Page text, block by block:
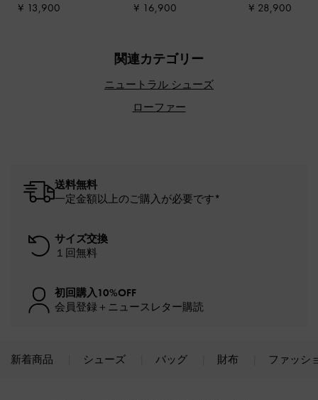
スドタン
¥ 13,900 ¥ 16,900
ウン
¥ 28,900
関連カテゴリー
ニュートラル シューズ
ローファー
送料無料
一定金額以上のご購入が必要です*
サイズ交換
１回無料
初回購入10%OFF
会員登録＋ニュースレター購読
新着商品 シューズ バッグ 財布 ファッシ